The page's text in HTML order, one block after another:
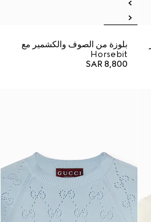
بلوزة من الصوف والكشمير مع
Horsebit
SAR 8,800